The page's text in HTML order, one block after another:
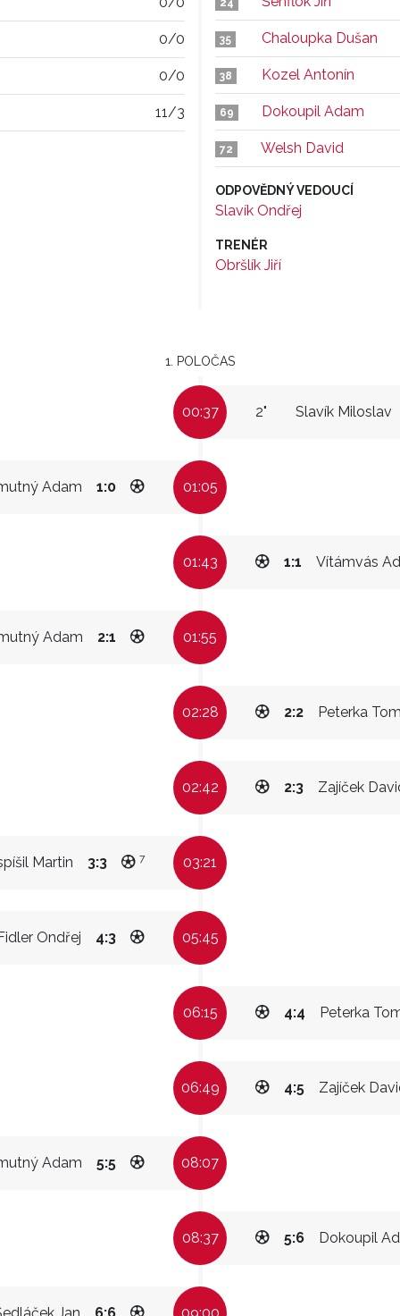
0/0
0/0
11/3
24
35 Chaloupka Dušan
38 Kozel Antonín
69 Dokoupil Adam
72 Welsh David
ODPOVĚDNÝ VEDOUCÍ
Slavík Ondřej
TRENÉR
Obršlík Jiří
1. POLOČAS
00:37 Slavík Miloslav
2"
Adam 1:0 01:05
01:43 Vítámvás
1:1
Adam 2:1 01:55
02:28 Peterka
2:2
02:42 Zajíček
2:3
Martin 3:3 7 03:21
Ondřej 4:3 05:45
06:15 Peterka
4:4
06:49 Zajíček
4:5
Adam 5:5 08:07
08:37 Dokoupil
5:6